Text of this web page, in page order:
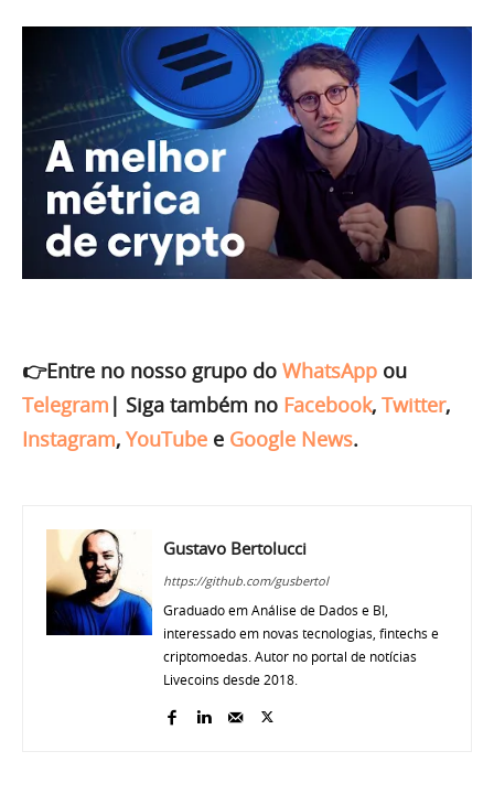
👉Entre no nosso grupo do WhatsApp ou
Telegram | Siga também no Facebook, Twitter,
Instagram, YouTube e Google News.
Gustavo Bertolucci
https://github.com/gusbertol
Graduado em Análise de Dados e BI,
interessado em novas tecnologias, fintechs e
criptomoedas. Autor no portal de notícias
Livecoins desde 2018.